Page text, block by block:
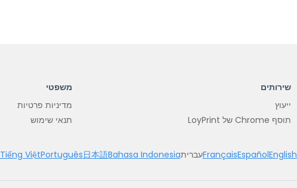
שירותים
ייעוץ
תוסף Chrome של LoyPrint
משפטי
מדיניות פרטיות
תנאי שימוש
English
Español
FrançaisעבריתBahasa Indonesia
日本語
Português
Tiếng Việt